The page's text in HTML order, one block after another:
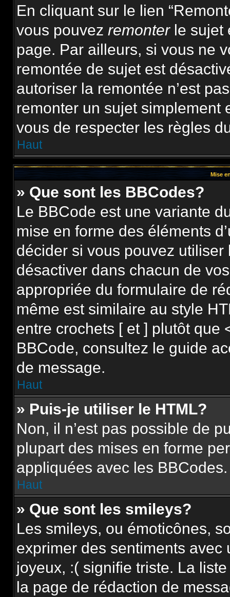
En cliquant sur le lien
vous pouvez remonterle sujet
page. Par ailleurs, si vous ne
remontée de sujet est
autoriser la remontée n’est
remonter un sujet simplement
vous de respecter les règles
Haut
Mise
» Que sont les BBCodes?
Le BBCode est une variante
mise en forme des éléments
décider si vous pouvez
désactiver dans chacun de
appropriée du formulaire de
même est similaire au style
entre crochets [ et ] plutôt que
BBCode, consultez le guide
de message.
Haut
» Puis-je utiliser le HTML?
Non, il n’est pas possible de
plupart des mises en forme
appliquées avec les BBCodes.
Haut
» Que sont les smileys?
Les smileys, ou émoticônes,
exprimer des sentiments
joyeux, :( signifie triste. La
la page de rédaction de